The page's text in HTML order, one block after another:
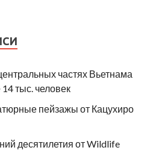
частях Вьетнама
тыс. человек
пейзажы от Кацухиро
десятилетия от Wildlife